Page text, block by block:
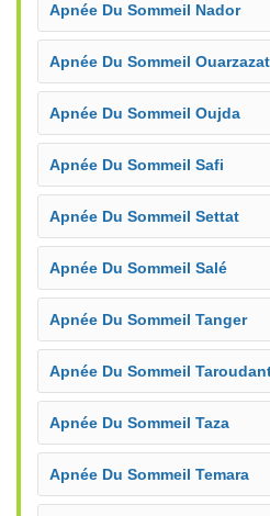
Apnée Du Sommeil Nador
Apnée Du Sommeil
Apnée Du Sommeil Oujda
Apnée Du Sommeil Safi
Apnée Du Sommeil Settat
Apnée Du Sommeil Salé
Apnée Du Sommeil Tanger
Apnée Du Sommeil
Apnée Du Sommeil Taza
Apnée Du Sommeil Temara